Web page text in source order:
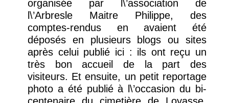
organisée par l\’association de
l\’Arbresle Maitre Philippe, des
comptes-rendus en avaient été
déposés en plusieurs blogs ou sites
après celui publié ici : ils ont reçu un
très bon accueil de la part des
visiteurs. Et ensuite, un petit reportage
photo a été publié à l\’occasion du bi-